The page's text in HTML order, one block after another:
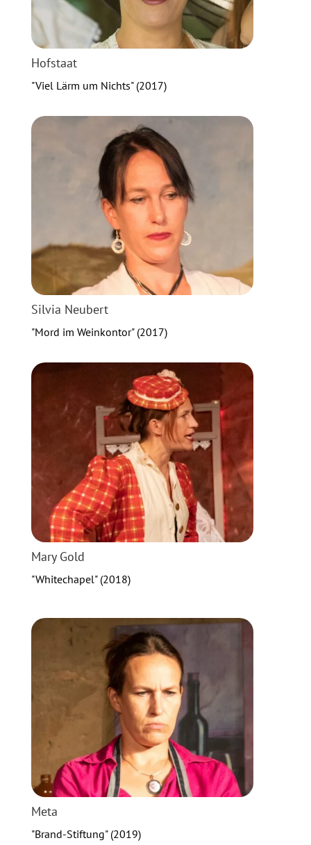
Hofstaat
"Viel Lärm um Nichts" (2017)
Silvia Neubert
"Mord im Weinkontor" (2017)
Mary Gold
"Whitechapel" (2018)
Meta
"Brand-Stiftung" (2019)